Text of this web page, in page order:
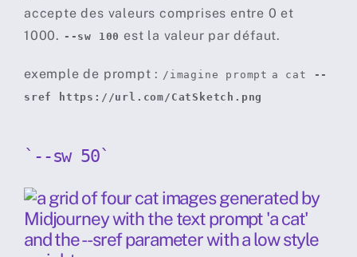
accepte des valeurs comprises entre 0 et
1000. --sw 100 est la valeur par défaut.
exemple de prompt : /imagine prompt a cat
--
sref https://url.com/CatSketch.png
`--sw 50`